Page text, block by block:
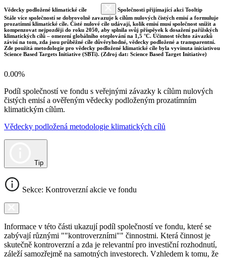
Vědecky podložené klimatické cíle
Společnosti přijímající akci Tooltip
Stále více společností se dobrovolně zavazuje k cílům nulových čistých emisí a formuluje
prozatímní klimatické cíle. Čisté nulové cíle udávají, kolik emisí musí společnost snížit a
kompenzovat nejpozději do roku 2050, aby splnila svůj příspěvek k dosažení pařížských
klimatických cílů – omezení globálního oteplování na 1,5 °C. Účinnost těchto závazků
závisí na tom, zda jsou průběžné cíle důvěryhodné, vědecky podložené a transparentní.
Zde použitá metodologie pro vědecky podložené klimatické cíle byla vyvinuta iniciativou
Science Based Targets Initiative (SBTi). (Zdroj dat: Science Based Target Initiative)
0.00%
Podíl společností ve fondu s veřejnými závazky k cílům nulových
čistých emisí a ověřeným vědecky podloženým prozatímním
klimatickým cílům.
Vědecky podložená metodologie klimatických cílů
Tip
Sekce: Kontroverzní akcie ve fondu
Informace v této části ukazují podíl společností ve fondu, které se
zabývají různými ""kontroverzními"" činnostmi. Která činnost je
skutečně kontroverzní a zda je relevantní pro investiční rozhodnutí,
záleží samozřejmě na samotných investorech. Vzhledem k tomu, že